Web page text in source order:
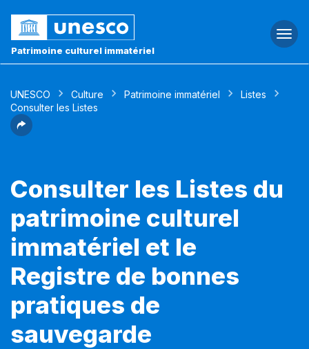
Patrimoine culturel immatériel
UNESCO Culture Patrimoine immatériel
Listes
Consulter les Listes
Consulter les Listes du
patrimoine culturel
immatériel et le
Registre de bonnes
pratiques de
sauvegarde